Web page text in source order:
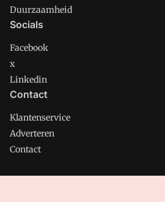
Duurzaamheid
Socials
Facebook
x
Linkedin
Contact
Klantenservice
Adverteren
Contact